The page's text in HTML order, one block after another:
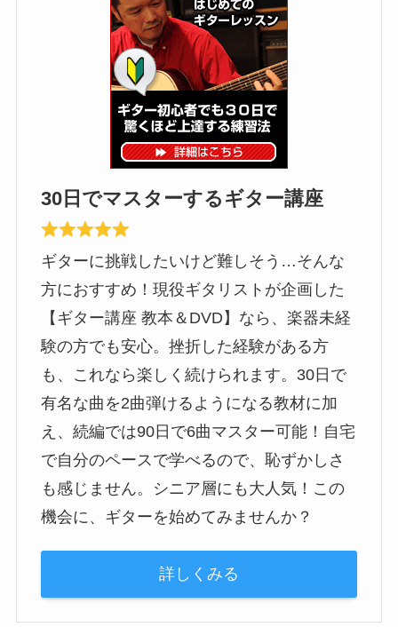
30日でマスターするギター講座
ギターに挑戦したいけど難しそう…そんな
方におすすめ！現役ギタリストが企画した
【ギター講座 教本＆DVD】なら、楽器未経
験の方でも安心。挫折した経験がある方
も、これなら楽しく続けられます。30日で
有名な曲を2曲弾けるようになる教材に加
え、続編では90日で6曲マスター可能！自宅
で自分のペースで学べるので、恥ずかしさ
も感じません。シニア層にも大人気！この
機会に、ギターを始めてみませんか？
詳しくみる